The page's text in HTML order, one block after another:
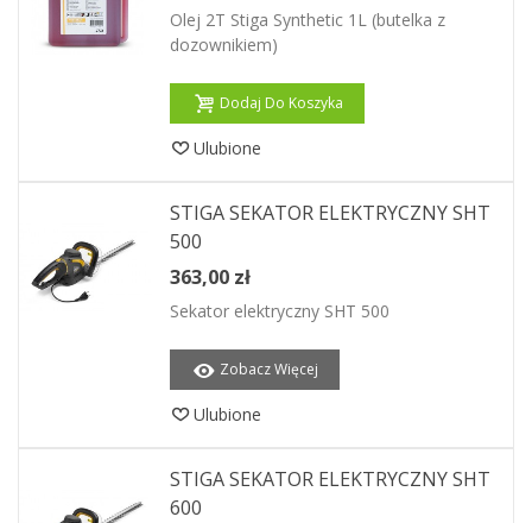
Olej 2T Stiga Synthetic 1L (butelka z
dozownikiem)
Dodaj Do Koszyka
Ulubione
STIGA SEKATOR ELEKTRYCZNY SHT
500
363,00 zł
Sekator elektryczny SHT 500
Zobacz Więcej
Ulubione
STIGA SEKATOR ELEKTRYCZNY SHT
600